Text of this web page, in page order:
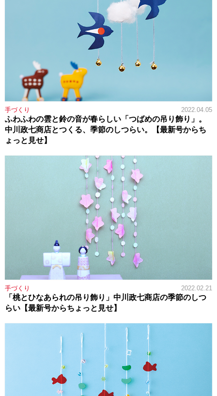
手づくり 2022.04.05
ふわふわの雲と鈴の音が春らしい「つばめの吊り飾り」。
中川政七商店とつくる、季節のしつらい。【最新号からち
ょっと見せ】
手づくり 2022.02.21
「桃とひなあられの吊り飾り」中川政七商店の季節のしつ
らい【最新号からちょっと見せ】